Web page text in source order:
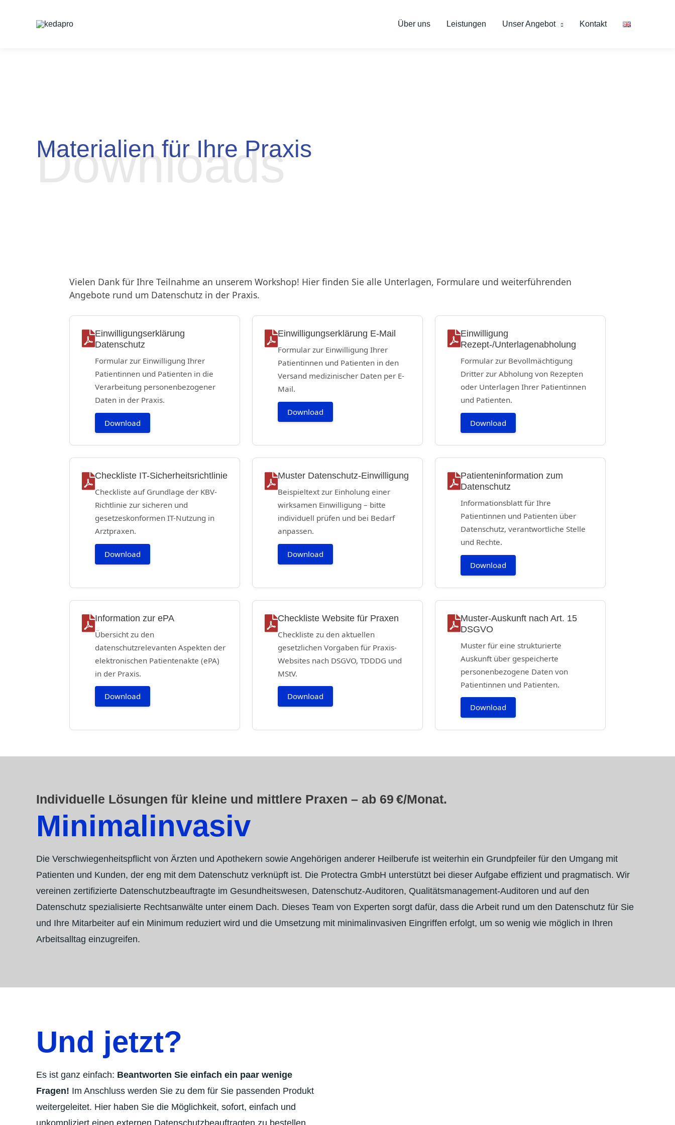
Über uns Leistungen Unser Angebot Kontakt
Materialien für Ihre Praxis
Vielen Dank für Ihre Teilnahme an unserem Workshop! Hier finden Sie alle Unterlagen, Formulare und weiterführenden
Angebote rund um Datenschutz in der Praxis.
Einwilligungserklärung
Datenschutz
Formular zur Einwilligung Ihrer
Patientinnen und Patienten in die
Verarbeitung personenbezogener
Daten in der Praxis.
Download
Einwilligungserklärung E-Mail
Formular zur Einwilligung Ihrer
Patientinnen und Patienten in den
Versand medizinischer Daten per E-
Mail.
Download
Einwilligung
Rezept-/Unterlagenabholung
Formular zur Bevollmächtigung
Dritter zur Abholung von Rezepten
oder Unterlagen Ihrer Patientinnen
und Patienten.
Download
Checkliste IT-Sicherheitsrichtlinie
Checkliste auf Grundlage der KBV-
Richtlinie zur sicheren und
gesetzeskonformen IT-Nutzung in
Arztpraxen.
Download
Muster Datenschutz-Einwilligung
Beispieltext zur Einholung einer
wirksamen Einwilligung – bitte
individuell prüfen und bei Bedarf
anpassen.
Download
Patienteninformation zum
Datenschutz
Informationsblatt für Ihre
Patientinnen und Patienten über
Datenschutz, verantwortliche Stelle
und Rechte.
Download
Information zur ePA
Übersicht zu den
datenschutzrelevanten Aspekten der
elektronischen Patientenakte (ePA)
in der Praxis.
Download
Checkliste Website für Praxen
Checkliste zu den aktuellen
gesetzlichen Vorgaben für Praxis-
Websites nach DSGVO, TDDDG und
MStV.
Download
Muster-Auskunft nach Art. 15
DSGVO
Muster für eine strukturierte
Auskunft über gespeicherte
personenbezogene Daten von
Patientinnen und Patienten.
Download
Individuelle Lösungen für kleine und mittlere Praxen – ab 69 €/Monat.
Minimalinvasiv
Die Verschwiegenheitspflicht von Ärzten und Apothekern sowie Angehörigen anderer Heilberufe ist weiterhin ein Grundpfeiler für den Umgang mit
Patienten und Kunden, der eng mit dem Datenschutz verknüpft ist. Die Protectra GmbH unterstützt bei dieser Aufgabe effizient und pragmatisch. Wir
vereinen zertifizierte Datenschutzbeauftragte im Gesundheitswesen, Datenschutz-Auditoren, Qualitätsmanagement-Auditoren und auf den
Datenschutz spezialisierte Rechtsanwälte unter einem Dach. Dieses Team von Experten sorgt dafür, dass die Arbeit rund um den Datenschutz für Sie
und Ihre Mitarbeiter auf ein Minimum reduziert wird und die Umsetzung mit minimalinvasiven Eingriffen erfolgt, um so wenig wie möglich in Ihren
Arbeitsalltag einzugreifen.
Und jetzt?
Es ist ganz einfach: Beantworten Sie einfach ein paar wenige
Fragen! Im Anschluss werden Sie zu dem für Sie passenden Produkt
weitergeleitet. Hier haben Sie die Möglichkeit, sofort, einfach und
unkompliziert einen externen Datenschutzbeauftragten zu bestellen.